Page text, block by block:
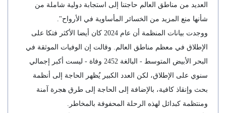
العديد من مناطق العالم حاجتنا إلى استجابة دولية شاملة من
شأنها منع المزيد من الخسائر المأساوية في الأرواح".
ووجدت بيانات المنظمة أن عام 2024 كان أيضا الأكثر فتكا على
الإطلاق في معظم مناطق العالم. وقالت إن الوفيات الموثقة في
البحر الأبيض المتوسط - البالغة 2452 وفاة - ​​ليست أكبر إجمالي
سنوي على الإطلاق، لكن العدد الكبير يُظهر الحاجة إلى أنظمة
بحث وإنقاذ كافية، بالإضافة إلى الحاجة إلى طرق هجرة آمنة
ومنتظمة كبدائل لهذه الرحلة المحفوفة بالمخاطر.